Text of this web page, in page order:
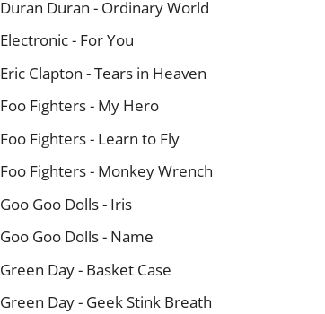
Duran Duran - Ordinary World
Electronic - For You
Eric Clapton - Tears in Heaven
Foo Fighters - My Hero
Foo Fighters - Learn to Fly
Foo Fighters - Monkey Wrench
Goo Goo Dolls - Iris
Goo Goo Dolls - Name
Green Day - Basket Case
Green Day - Geek Stink Breath